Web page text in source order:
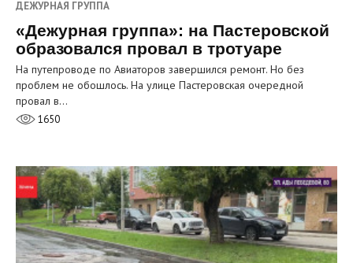
ДЕЖУРНАЯ ГРУППА
«Дежурная группа»: на Пастеровской
образовался провал в тротуаре
На путепроводе по Авиаторов завершился ремонт. Но без
проблем не обошлось. На улице Пастеровская очередной
провал в…
1650